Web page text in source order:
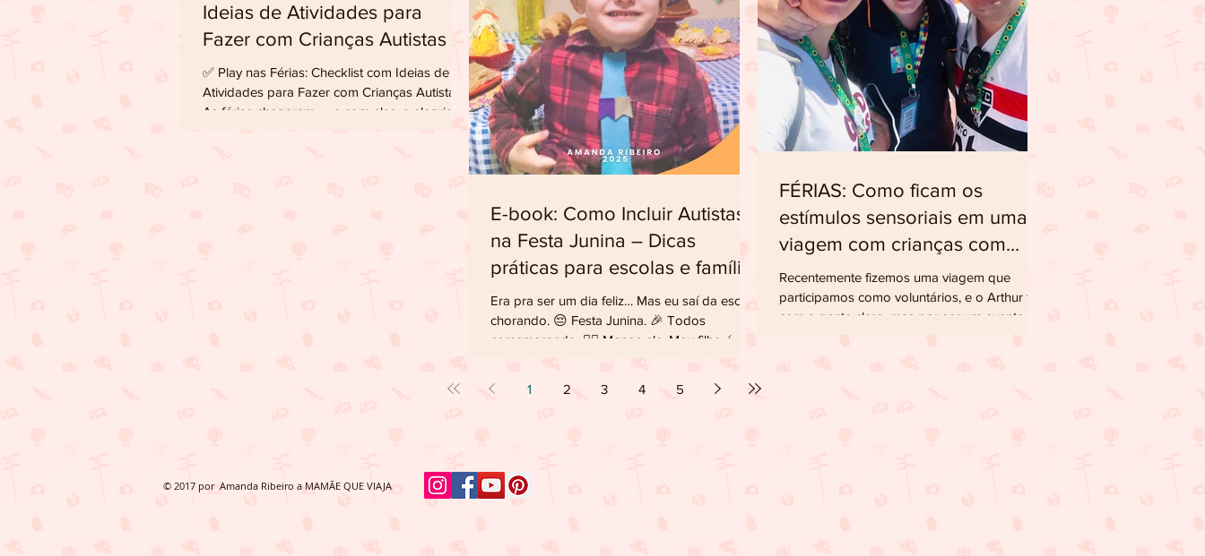
Ideias de Atividades para
Fazer com Crianças Autistas
✅ Play nas Férias: Checklist com Ideias de
Atividades para Fazer com Crianças Autistas
As férias chegaram — e com elas, a alegria
E-book: Como Incluir Autistas
na Festa Junina – Dicas
práticas para escolas e famílias
Era pra ser um dia feliz… Mas eu saí da escola
chorando. 😔 Festa Junina. 🎉 Todos
comemorando. 🙅‍♂ Menos ele. Meu filho é
FÉRIAS: Como ficam os
estímulos sensoriais em uma
viagem com crianças com
TEA?
Recentemente fizemos uma viagem que
participamos como voluntários, e o Arthur foi
com a gente claro, mas por ser um evento
1 2 3 4 5
© 2017 por Amanda Ribeiro a MAMÃE QUE VIAJA